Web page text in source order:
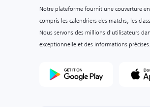
Notre plateforme fournit une couverture
compris les calendriers des matchs, les
Nous servons des millions d'utilisateurs
exceptionnelle et des informations précises.